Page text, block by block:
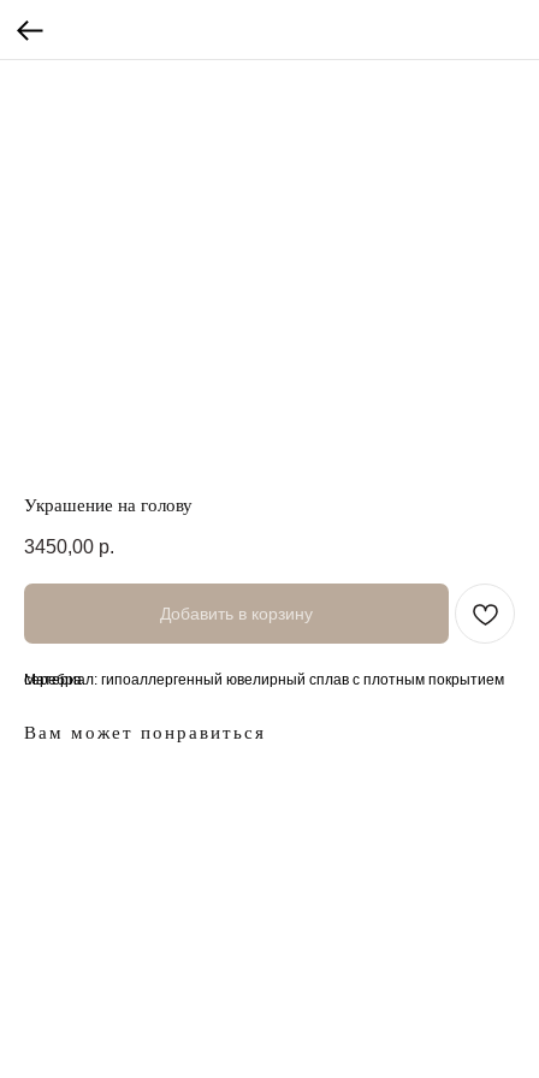
Украшение на голову
3450,00 р.
Добавить в корзину
Материал: гипоаллергенный ювелирный сплав с плотным покрытием серебра.
Вам может понравиться